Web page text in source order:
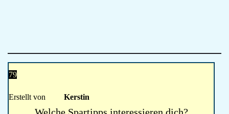
79
Erstellt von Kerstin